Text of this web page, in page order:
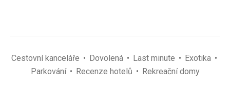
Cestovní kanceláře Dovolená Last minute
Exotika
Parkování
Recenze hotelů Rekreační domy